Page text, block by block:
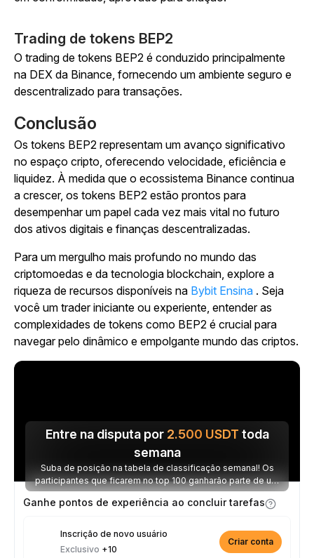
Trading de tokens BEP2
O trading de tokens BEP2 é conduzido principalmente
na DEX da Binance, fornecendo um ambiente seguro e
descentralizado para transações.
Conclusão
Os tokens BEP2 representam um avanço significativo
no espaço cripto, oferecendo velocidade, eficiência e
liquidez. À medida que o ecossistema Binance continua
a crescer, os tokens BEP2 estão prontos para
desempenhar um papel cada vez mais vital no futuro
dos ativos digitais e finanças descentralizadas.
Para um mergulho mais profundo no mundo das
criptomoedas e da tecnologia blockchain, explore a
riqueza de recursos disponíveis na Bybit Ensina . Seja
você um trader iniciante ou experiente, entender as
complexidades de tokens como BEP2 é crucial para
navegar pelo dinâmico e empolgante mundo das criptos.
Entre na disputa por 2.500 USDT toda
semana
Suba de posição na tabela de classificação semanal! Os
participantes que ficarem no top 100 ganharão parte de um
prêmio de 2.500 USDT toda semana.
Ganhe pontos de experiência ao concluir tarefas
Inscrição de novo usuário
Exclusivo +10
Criar conta